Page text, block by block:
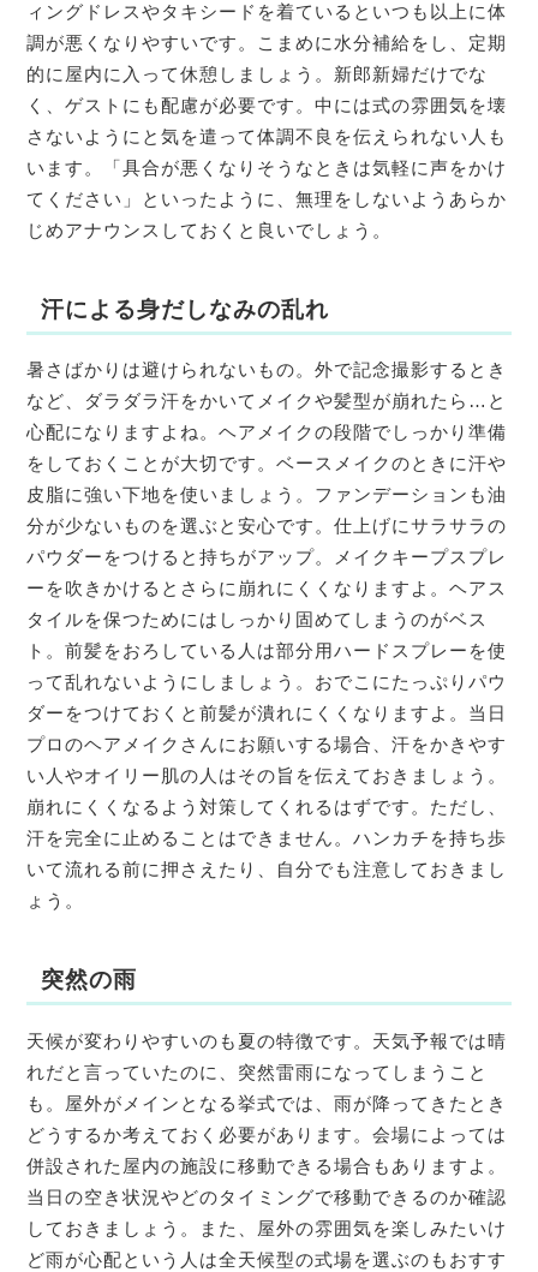
ィングドレスやタキシードを着ているといつも以上に体
調が悪くなりやすいです。こまめに水分補給をし、定期
的に屋内に入って休憩しましょう。新郎新婦だけでな
く、ゲストにも配慮が必要です。中には式の雰囲気を壊
さないようにと気を遣って体調不良を伝えられない人も
います。「具合が悪くなりそうなときは気軽に声をかけ
てください」といったように、無理をしないようあらか
じめアナウンスしておくと良いでしょう。
汗による身だしなみの乱れ
暑さばかりは避けられないもの。外で記念撮影するとき
など、ダラダラ汗をかいてメイクや髪型が崩れたら…と
心配になりますよね。ヘアメイクの段階でしっかり準備
をしておくことが大切です。ベースメイクのときに汗や
皮脂に強い下地を使いましょう。ファンデーションも油
分が少ないものを選ぶと安心です。仕上げにサラサラの
パウダーをつけると持ちがアップ。メイクキープスプレ
ーを吹きかけるとさらに崩れにくくなりますよ。ヘアス
タイルを保つためにはしっかり固めてしまうのがベス
ト。前髪をおろしている人は部分用ハードスプレーを使
って乱れないようにしましょう。おでこにたっぷりパウ
ダーをつけておくと前髪が潰れにくくなりますよ。当日
プロのヘアメイクさんにお願いする場合、汗をかきやす
い人やオイリー肌の人はその旨を伝えておきましょう。
崩れにくくなるよう対策してくれるはずです。ただし、
汗を完全に止めることはできません。ハンカチを持ち歩
いて流れる前に押さえたり、自分でも注意しておきまし
ょう。
突然の雨
天候が変わりやすいのも夏の特徴です。天気予報では晴
れだと言っていたのに、突然雷雨になってしまうこと
も。屋外がメインとなる挙式では、雨が降ってきたとき
どうするか考えておく必要があります。会場によっては
併設された屋内の施設に移動できる場合もありますよ。
当日の空き状況やどのタイミングで移動できるのか確認
しておきましょう。また、屋外の雰囲気を楽しみたいけ
ど雨が心配という人は全天候型の式場を選ぶのもおすす